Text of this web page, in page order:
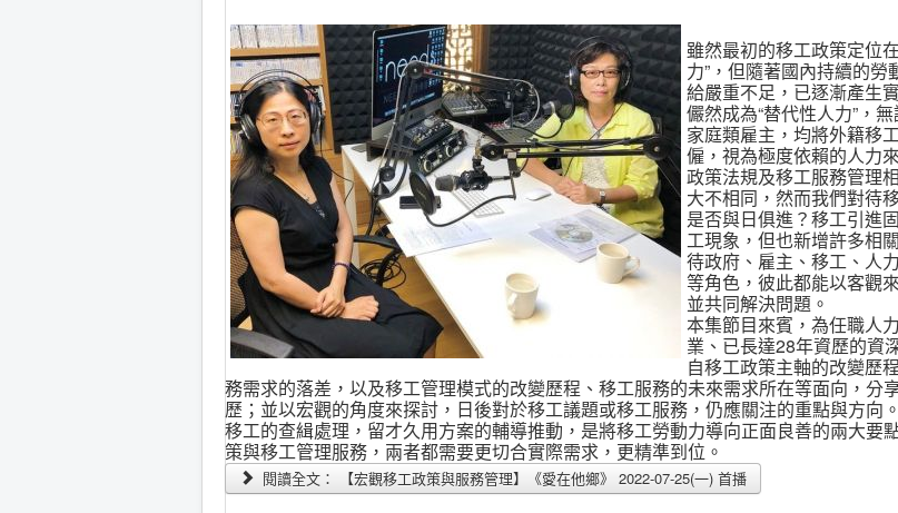
雖然最初的移工政策定位
力”，但隨著國內持續的勞
給嚴重不足，已逐漸產生
儼然成為“替代性人力”，
家庭類雇主，均將外籍移
僱，視為極度依賴的人力
政策法規及移工服務管理
大不相同，然而我們對待
是否與日俱進？移工引進
工現象，但也新增許多相
待政府、雇主、移工、人
等角色，彼此都能以客觀
並共同解決問題。
本集節目來賓，為任職人
業、已長達28年資歷的資
自移工政策主軸的改變歷
務需求的落差，以及移工管理模式的改變歷程、移工服務的未來需求所在等面向，分
歷；並以宏觀的角度來探討，日後對於移工議題或移工服務，仍應關注的重點與方向
移工的查緝處理，留才久用方案的輔導推動，是將移工勞動力導向正面良善的兩大要
策與移工管理服務，兩者都需要更切合實際需求，更精準到位。
閱讀全文： 【宏觀移工政策與服務管理】《愛在他鄉》 2022-07-25(一) 首播